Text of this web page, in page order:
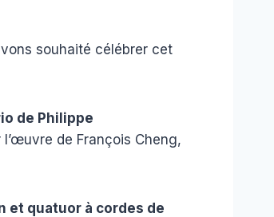
souhaité célébrer cet
de Philippe
de François Cheng,
et quatuor à cordes de